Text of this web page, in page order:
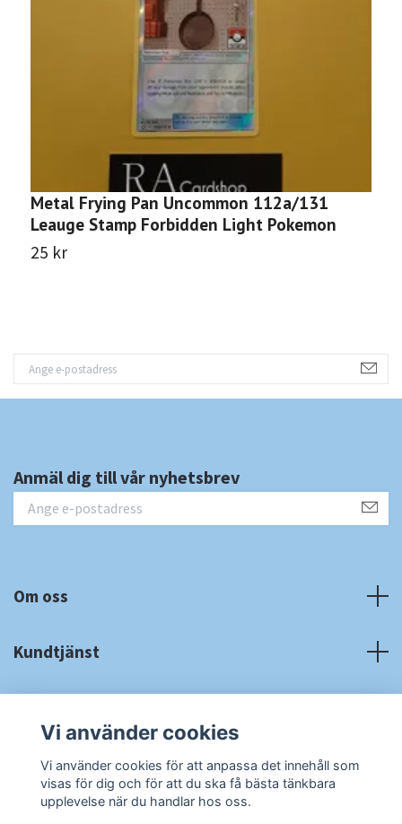
Metal Frying Pan Uncommon 112a/131
Leauge Stamp Forbidden Light Pokemon
25 kr
Anmäl dig till vår nyhetsbrev
Om oss
Kundtjänst
Sociala medier
Vi använder cookies
Vi använder cookies för att anpassa det innehåll som
visas för dig och för att du ska få bästa tänkbara
upplevelse när du handlar hos oss.